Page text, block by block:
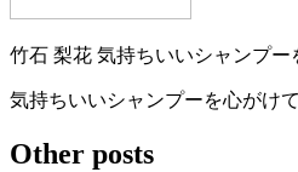
竹石 梨花 気持ちいいシャンプー
気持ちいいシャンプーを心がけて
Other posts